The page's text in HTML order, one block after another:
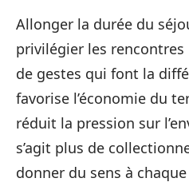
Allonger la durée du
privilégier les
de gestes qui font la
favorise l’économie du
réduit la pression sur
s’agit plus de
donner du sens à